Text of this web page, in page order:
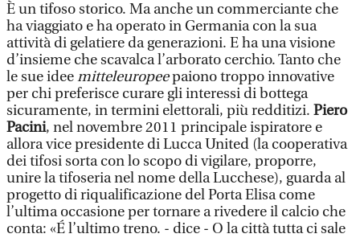
È un tifoso storico. Ma anche un commerciante che
ha viaggiato e ha operato in Germania con la sua
attività di gelatiere da generazioni. E ha una visione
d’insieme che scavalca l’arborato cerchio. Tanto che
le sue ideemitteleuropeepaiono troppo innovative
per chi preferisce curare gli interessi di bottega
sicuramente, in termini elettorali, più redditizi. Piero
Pacini, nel novembre 2011 principale ispiratore e
allora vice presidente di Lucca United (la cooperativa
dei tifosi sorta con lo scopo di vigilare, proporre,
unire la tifoseria nel nome della Lucchese), guarda al
progetto di riqualificazione del Porta Elisa come
l’ultima occasione per tornare a rivedere il calcio che
conta: «É l’ultimo treno. - dice - O la città tutta ci sale